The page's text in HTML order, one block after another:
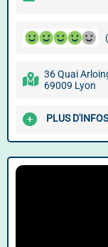
36 Quai
69009 Lyon
PLUS